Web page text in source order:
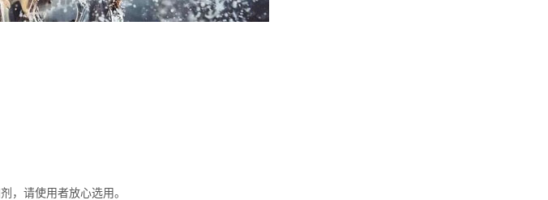
，请使用者放心选用。